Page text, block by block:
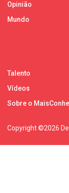
Opinião
Mundo
Talento
Vídeos
Sobre o
Copyright ©2026